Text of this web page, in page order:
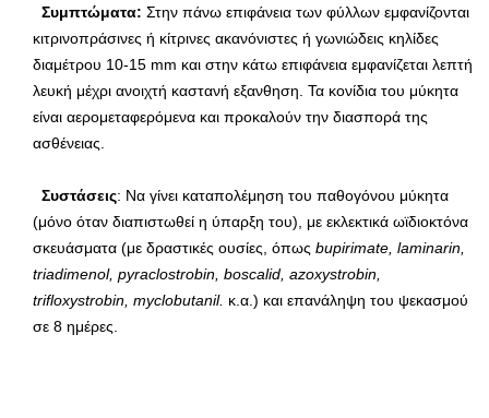
Συμπτώματα: Στην πάνω επιφάνεια των φύλλων εμφανίζονται
κιτρινοπράσινες ή κίτρινες ακανόνιστες ή γωνιώδεις κηλίδες
διαμέτρου 10-15 mm και στην κάτω επιφάνεια εμφανίζεται λεπτή
λευκή μέχρι ανοιχτή καστανή εξανθηση. Τα κονίδια του μύκητα
είναι αερομεταφερόμενα και προκαλούν την διασπορά της
ασθένειας.
Συστάσεις: Να γίνει καταπολέμηση του παθογόνου μύκητα
(μόνο όταν διαπιστωθεί η ύπαρξη του), με εκλεκτικά ωϊδιοκτόνα
σκευάσματα (με δραστικές ουσίες, όπως bupirimate, laminarin,
triadimenol, pyraclostrobin, boscalid, azoxystrobin,
trifloxystrobin, myclobutanil. κ.α.) και επανάληψη του ψεκασμού
σε 8 ημέρες.